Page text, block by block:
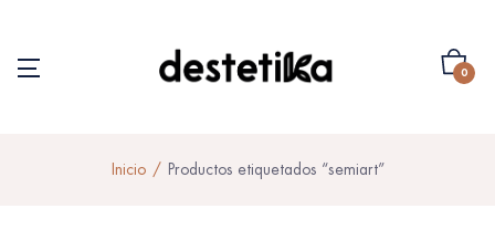
0
Inicio Productos etiquetados “semiart”